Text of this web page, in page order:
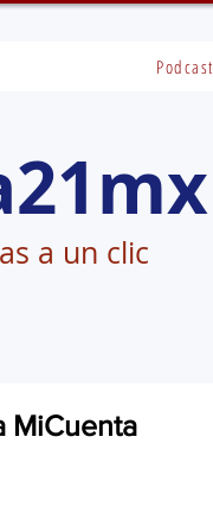
Podcast
a un clic
MiCuenta